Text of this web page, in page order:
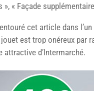
», « Façade
cet article dans l’un
est trop onéreux par
attractive d’Intermarché.